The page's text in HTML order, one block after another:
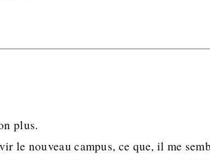
plus.
le nouveau campus, ce que, il me